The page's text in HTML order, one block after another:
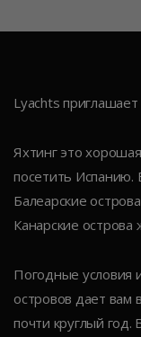
Lyachts
Яхтинг это
посетить Испанию.
Балеарские
Канарские острова
Погодные условия
островов дает вам
почти круглый